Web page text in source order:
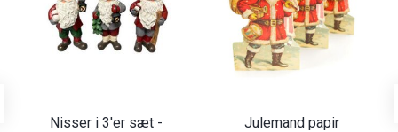
Nisser i 3'er sæt -
Julemand papir